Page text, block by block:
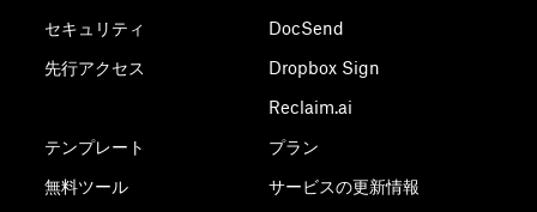
セキュリティ
先行アクセス
テンプレート
無料ツール
DocSend
Dropbox Sign
Reclaim.ai
プラン
サービスの更新情報